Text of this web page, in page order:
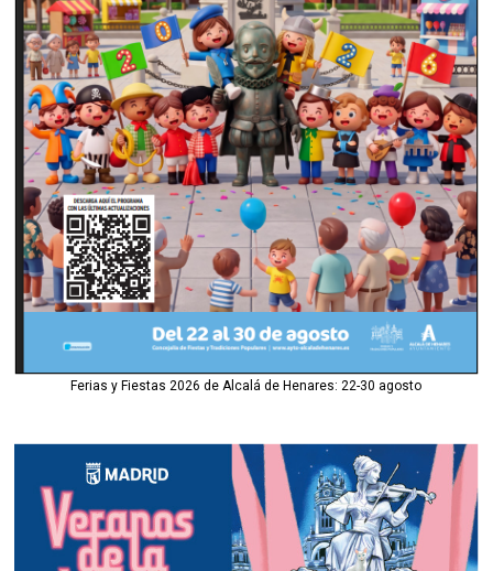
Ferias y Fiestas 2026 de Alcalá de Henares: 22-30 agosto